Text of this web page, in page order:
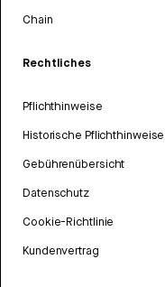
Chain
Rechtliches
Pflichthinweise
Historische Pflichthinweise
Gebührenübersicht
Datenschutz
Cookie-Richtlinie
Kundenvertrag